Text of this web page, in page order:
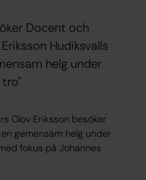
Docent och
Hudiksvalls
helg under
Olov Eriksson besöker
gemensam helg under
fokus på Johannes